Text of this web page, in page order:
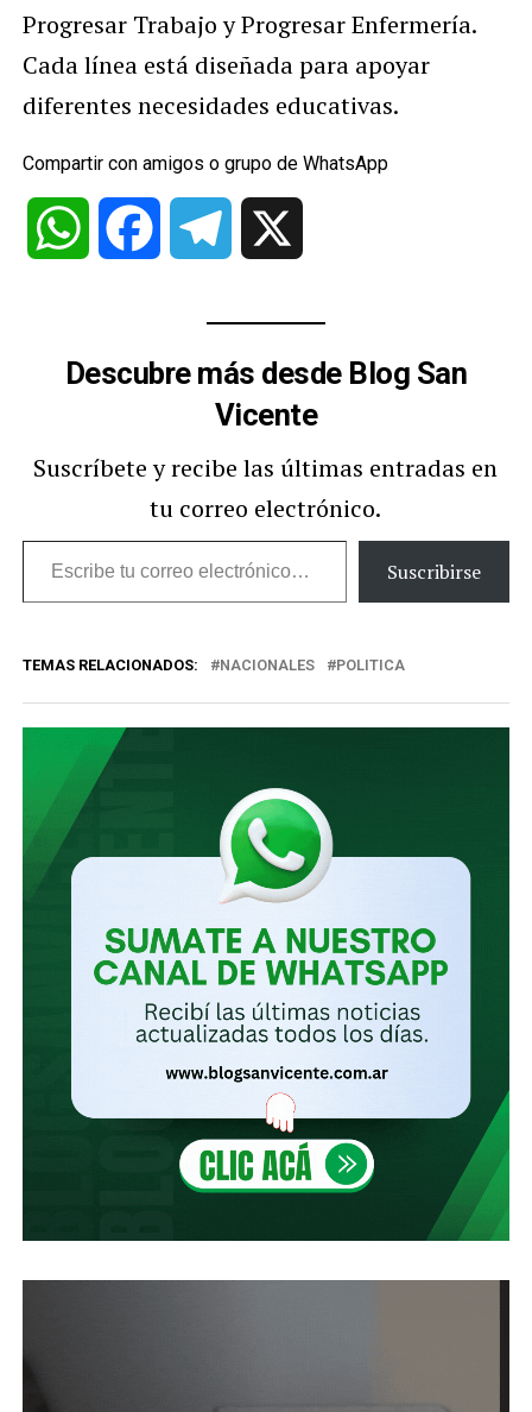
Progresar Trabajo y Progresar Enfermería.
Cada línea está diseñada para apoyar
diferentes necesidades educativas.
Compartir con amigos o grupo de WhatsApp
WhatsApp Facebook Telegram
Descubre más desde Blog San
Vicente
Suscríbete y recibe las últimas entradas en
tu correo electrónico.
Escribe
tu
electrónico…
Suscribirse
TEMAS RELACIONADOS: NACIONALES POLITICA